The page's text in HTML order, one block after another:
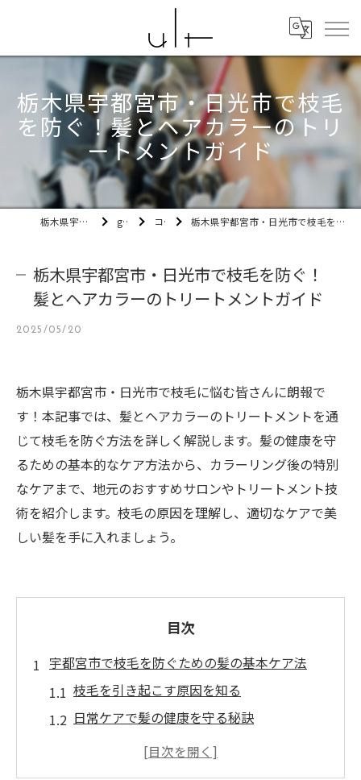
栃木県宇都宮市・日光市で枝毛
を防ぐ！髪とヘアカラーのトリ
ートメントガイド
栃木県宇都宮市の美容室ult gallery コラム 栃木県宇都宮市・日光市で枝毛を防ぐ！髪とヘアカラーのトリートメントガイド
栃木県宇都宮市・日光市で枝毛を防ぐ！
髪とヘアカラーのトリートメントガイド
2025/05/20
栃木県宇都宮市・日光市で枝毛に悩む皆さんに朗報で
す！本記事では、髪とヘアカラーのトリートメントを通
じて枝毛を防ぐ方法を詳しく解説します。髪の健康を守
るための基本的なケア方法から、カラーリング後の特別
なケアまで、地元のおすすめサロンやトリートメント技
術を紹介します。枝毛の原因を理解し、適切なケアで美
しい髪を手に入れましょう。
目次
宇都宮市で枝毛を防ぐための髪の基本ケア法
枝毛を引き起こす原因を知る
日常ケアで髪の健康を守る秘訣
ヘアケア製品の選び方と使い方